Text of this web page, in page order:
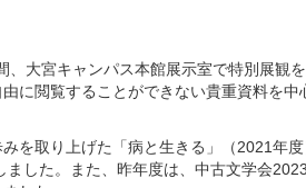
大宮キャンパス本館展示室で特別展観を
に閲覧することができない貴重資料を
を取り上げた「病と生きる」（2021年
した。また、昨年度は、中古文学会